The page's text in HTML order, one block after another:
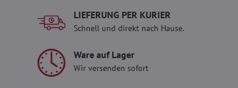
LIEFERUNG PER KURIER
Schnell und direkt nach Hause.
Ware auf Lager
Wir versenden sofort